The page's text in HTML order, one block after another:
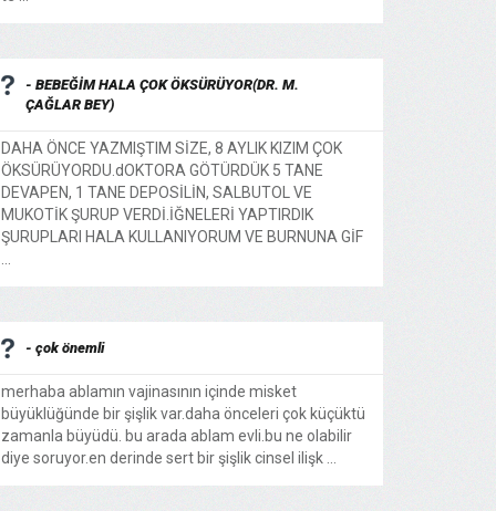
- BEBEĞİM HALA ÇOK ÖKSÜRÜYOR(DR. M.
ÇAĞLAR BEY)
DAHA ÖNCE YAZMIŞTIM SİZE, 8 AYLIK KIZIM ÇOK
ÖKSÜRÜYORDU.dOKTORA GÖTÜRDÜK 5 TANE
DEVAPEN, 1 TANE DEPOSİLİN, SALBUTOL VE
MUKOTİK ŞURUP VERDİ.İĞNELERİ YAPTIRDIK
ŞURUPLARI HALA KULLANIYORUM VE BURNUNA GİF
- çok önemli
merhaba ablamın vajinasının içinde misket
büyüklüğünde bir şişlik var.daha önceleri çok küçüktü
zamanla büyüdü. bu arada ablam evli.bu ne olabilir
diye soruyor.en derinde sert bir şişlik cinsel ilişk ...